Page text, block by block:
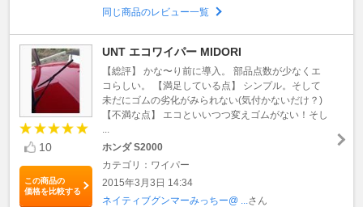
同じ商品のレビュー一覧
10
この商品の
価格を比較する
UNT エコワイパー MIDORI
【総評】 かな〜り前に導入。 部品点数が少なくエ
コらしい。 【満足している点】 シンプル。そして
未だにゴムの劣化がみられない(気付かないだけ？)
【不満な点】 エコといいつつ変えゴムがない！そし
ホンダ S2000
カテゴリ：ワイパー
2015年3月3日 14:34
ネイティブグンマーみっちー@ ... さん